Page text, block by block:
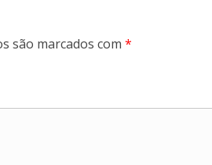
são marcados com *